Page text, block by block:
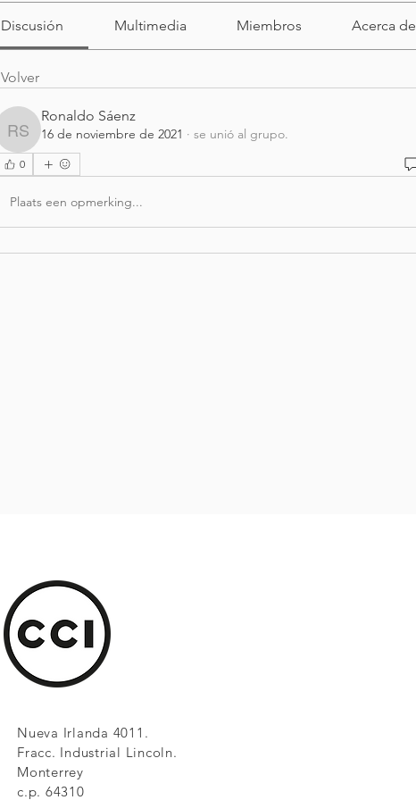
Discusión Multimedia Miembros Acerca de
Volver
Ronaldo Sáenz
Ronaldo Sáenz
16 de noviembre de 2021 · se unió al grupo.
0
Plaats een opmerking...
Nueva Irlanda 4011.
Fracc. Industrial Lincoln.
Monterrey
c.p. 64310